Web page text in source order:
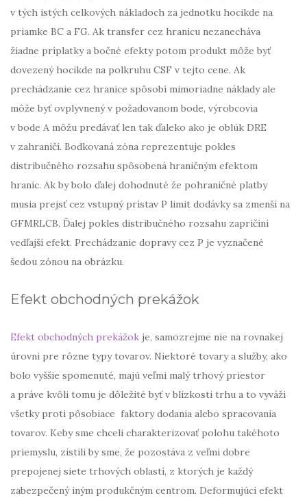
v tých istých celkových nákladoch za jednotku hocikde na
priamke BC a FG. Ak transfer cez hranicu nezanecháva
žiadne príplatky a bočné efekty potom produkt môže byť
dovezený hocikde na polkruhu CSF v tejto cene. Ak
prechádzanie cez hranice spôsobí mimoriadne náklady ale
môže byť ovplyvnený v požadovanom bode, výrobcovia
v bode A môžu predávať len tak ďaleko ako je oblúk DRE
v zahraničí. Bodkovaná zóna reprezentuje pokles
distribučného rozsahu spôsobená hraničným efektom
hraníc. Ak by bolo ďalej dohodnuté že pohraničné platby
musia prejsť cez vstupný prístav P limit dodávky sa zmenší na
GFMRLCB. Ďalej pokles distribučného rozsahu zapríčiní
vedľajší efekt. Prechádzanie dopravy cez P je vyznačené
šedou zónou na obrázku.
Efekt obchodných prekážok
Efekt obchodných prekážok je, samozrejme nie na rovnakej
úrovni pre rôzne typy tovarov. Niektoré tovary a služby, ako
bolo vyššie spomenuté, majú veľmi malý trhový priestor
a práve kvôli tomu je dôležité byť v blízkosti trhu a to vyváži
všetky proti pôsobiace faktory dodania alebo spracovania
tovarov. Keby sme chceli charakterizovať polohu takéhoto
priemyslu, zistili by sme, že pozostáva z veľmi dobre
prepojenej siete trhových oblastí, z ktorých je každý
zabezpečený iným produkčným centrom. Deformujúci efekt